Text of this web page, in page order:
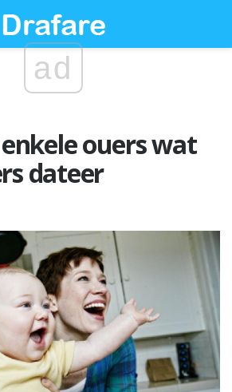
ad
ouers wat
dateer